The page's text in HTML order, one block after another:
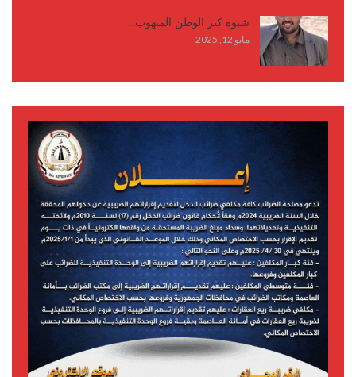
شبوة كنز الوطن المنهوب..
مايو 12, 2025